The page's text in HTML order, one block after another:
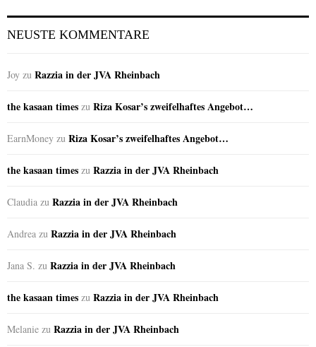
NEUSTE KOMMENTARE
Joy zu Razzia in der JVA Rheinbach
the kasaan times zu Riza Kosar’s zweifelhaftes Angebot…
EarnMoney zu Riza Kosar’s zweifelhaftes Angebot…
the kasaan times zu Razzia in der JVA Rheinbach
Claudia zu Razzia in der JVA Rheinbach
Andrea zu Razzia in der JVA Rheinbach
Jana S. zu Razzia in der JVA Rheinbach
the kasaan times zu Razzia in der JVA Rheinbach
Melanie zu Razzia in der JVA Rheinbach